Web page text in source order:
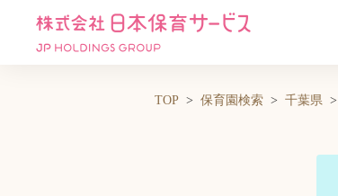
TOP 保育園検索 千葉県